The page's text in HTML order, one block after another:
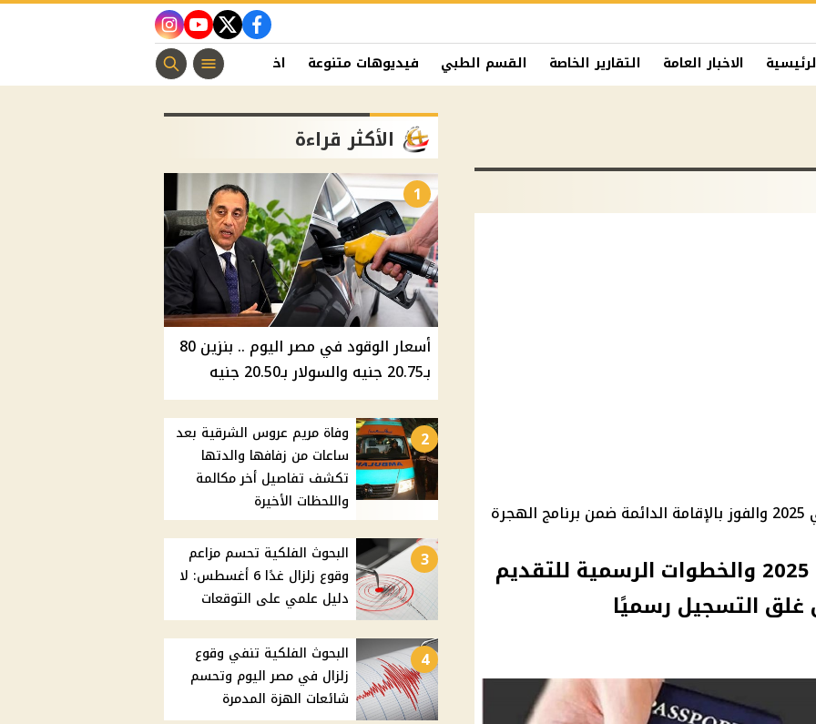
facebook
twitter
youtube
instagram
الاخبار العامة التقارير الخاصة القسم الطبي فيديوهات متنوعة اخبار الفن منوعات مسيحية
كيفية التسجيل في اللوتري الأمريكي 2025 والفوز بالإقامة الدائمة ضمن برنامج الهجرة
شروط الهجرة إلى أمريكا 2025 والخطوات الرسمية للتقديم
غلق التسجيل رسميًا
الأكثر قراءة
1
أسعار الوقود في مصر اليوم .. بنزين 80
بـ20.75 جنيه والسولار بـ20.50 جنيه
2
وفاة مريم عروس الشرقية بعد
ساعات من زفافها والدتها
تكشف تفاصيل أخر مكالمة
واللحظات الأخيرة
3
البحوث الفلكية تحسم مزاعم
وقوع زلزال غدًا 6 أغسطس: لا
دليل علمي على التوقعات
4
البحوث الفلكية تنفي وقوع
زلزال في مصر اليوم وتحسم
شائعات الهزة المدمرة